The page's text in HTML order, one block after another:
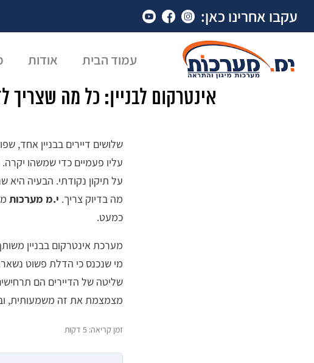
עקבו אחרינו כאן:
עמוד הבית אודות
אינטרקום לבניין: כל מה
שלושים דיירים בבניין אחד,
עליו פעמיים כדי שמשהו
על תיקון נקודתי. הבעיה
מה בדיוק צריך. י.מ מערכות
כמעט.
מערכת אינטרקום בבניין
מי שנכנס כי הדלת פשוט
שליטה של הדיירים הם
מצמצמת את זה משמעותית,
זמן קריאה: 5 דקות